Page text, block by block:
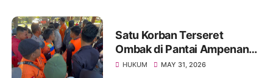
Satu Korban Terseret
Ombak di Pantai Ampenan
Ditemukan Meninggal,
HUKUM MAY 31, 2026